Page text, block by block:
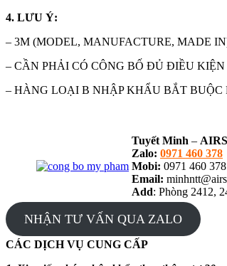
4. LƯU Ý:
– 3M (MODEL, MANUFACTURE, MADE IN)
– CẦN PHẢI CÓ CÔNG BỐ ĐỦ ĐIỀU
– HÀNG LOẠI B NHẬP KHẨU BẮT BUỘC
Tuyết Minh –
Zalo: 0971 460 378
Mobi: 0971 460 378
Email:
Add: Phòng 2412,
NHẬN TƯ VẤN QUA ZALO
CÁC DỊCH VỤ CUNG CẤP